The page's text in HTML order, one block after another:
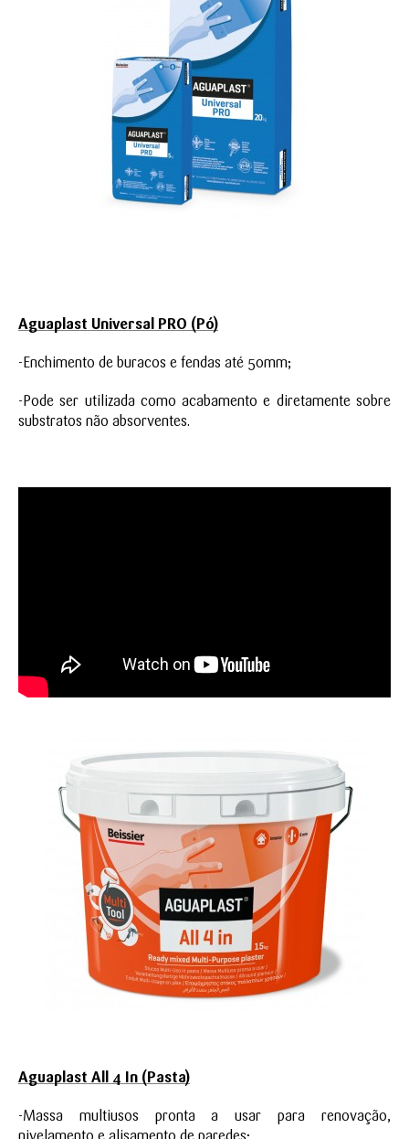
Aguaplast Universal PRO (Pó)
-Enchimento de buracos e fendas até 50mm;
-Pode ser utilizada como acabamento e diretamente sobre
substratos não absorventes.
Aguaplast All 4 In (Pasta)
-Massa multiusos pronta a usar para renovação,
nivelamento e alisamento de paredes;